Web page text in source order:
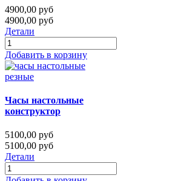
4900,00 руб
4900,00 руб
Детали
Добавить в корзину
Часы настольные
конструктор
5100,00 руб
5100,00 руб
Детали